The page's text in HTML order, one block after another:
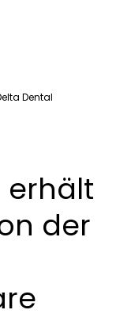
Dental
erhält
der